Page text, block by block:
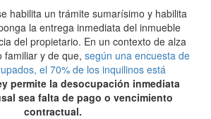
habilita un trámite sumarísimo y habilita
la entrega inmediata del inmueble
del propietario. En un contexto de alza
familiar y de que, según una encuesta de
el 70% de los inquilinos está
permite la desocupación inmediata
sea falta de pago o vencimiento
contractual.